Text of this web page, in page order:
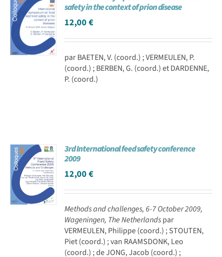
safety in the context of prion disease
12,00€
par BAETEN, V. (coord.) ; VERMEULEN, P.
(coord.) ; BERBEN, G. (coord.) et DARDENNE,
P. (coord.)
3rd International feed safety conference
2009
12,00€
Methods and challenges, 6-7 October 2009,
Wageningen, The Netherlandspar
VERMEULEN, Philippe (coord.) ; STOUTEN,
Piet (coord.) ; van RAAMSDONK, Leo
(coord.) ; de JONG, Jacob (coord.) ;